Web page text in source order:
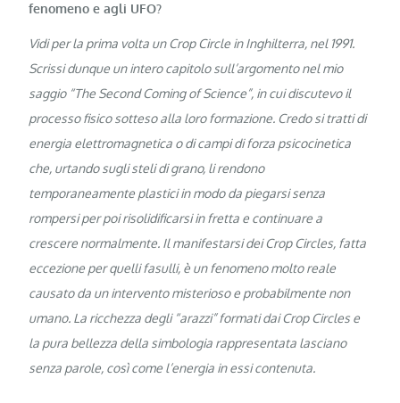
fenomeno e agli UFO?
Vidi per la prima volta un Crop Circle in Inghilterra, nel 1991.
Scrissi dunque un intero capitolo sull’argomento nel mio
saggio “The Second Coming of Science”, in cui discutevo il
processo fisico sotteso alla loro formazione. Credo si tratti di
energia elettromagnetica o di campi di forza psicocinetica
che, urtando sugli steli di grano, li rendono
temporaneamente plastici in modo da piegarsi senza
rompersi per poi risolidificarsi in fretta e continuare a
crescere normalmente. Il manifestarsi dei Crop Circles, fatta
eccezione per quelli fasulli, è un fenomeno molto reale
causato da un intervento misterioso e probabilmente non
umano. La ricchezza degli “arazzi” formati dai Crop Circles e
la pura bellezza della simbologia rappresentata lasciano
senza parole, così come l’energia in essi contenuta.